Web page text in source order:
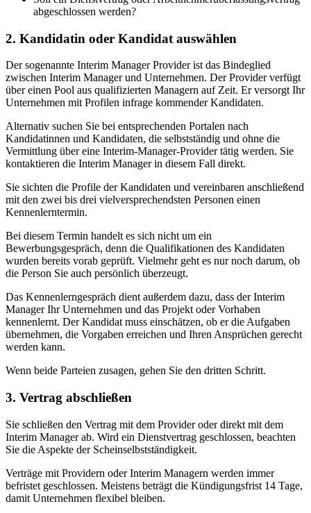
abgeschlossen werden?
2. Kandidatin oder Kandidat auswählen
Der sogenannte Interim Manager Provider ist das Bindeglied
zwischen Interim Manager und Unternehmen. Der Provider verfügt
über einen Pool aus qualifizierten Managern auf Zeit. Er versorgt Ihr
Unternehmen mit Profilen infrage kommender Kandidaten.
Alternativ suchen Sie bei entsprechenden Portalen nach
Kandidatinnen und Kandidaten, die selbstständig und ohne die
Vermittlung über eine Interim-Manager-Provider tätig werden. Sie
kontaktieren die Interim Manager in diesem Fall direkt.
Sie sichten die Profile der Kandidaten und vereinbaren anschließend
mit den zwei bis drei vielversprechendsten Personen einen
Kennenlerntermin.
Bei diesem Termin handelt es sich nicht um ein
Bewerbungsgespräch, denn die Qualifikationen des Kandidaten
wurden bereits vorab geprüft. Vielmehr geht es nur noch darum, ob
die Person Sie auch persönlich überzeugt.
Das Kennenlerngespräch dient außerdem dazu, dass der Interim
Manager Ihr Unternehmen und das Projekt oder Vorhaben
kennenlernt. Der Kandidat muss einschätzen, ob er die Aufgaben
übernehmen, die Vorgaben erreichen und Ihren Ansprüchen gerecht
werden kann.
Wenn beide Parteien zusagen, gehen Sie den dritten Schritt.
3. Vertrag abschließen
Sie schließen den Vertrag mit dem Provider oder direkt mit dem
Interim Manager ab. Wird ein Dienstvertrag geschlossen, beachten
Sie die Aspekte der Scheinselbstständigkeit.
Verträge mit Providern oder Interim Managern werden immer
befristet geschlossen. Meistens beträgt die Kündigungsfrist 14 Tage,
damit Unternehmen flexibel bleiben.